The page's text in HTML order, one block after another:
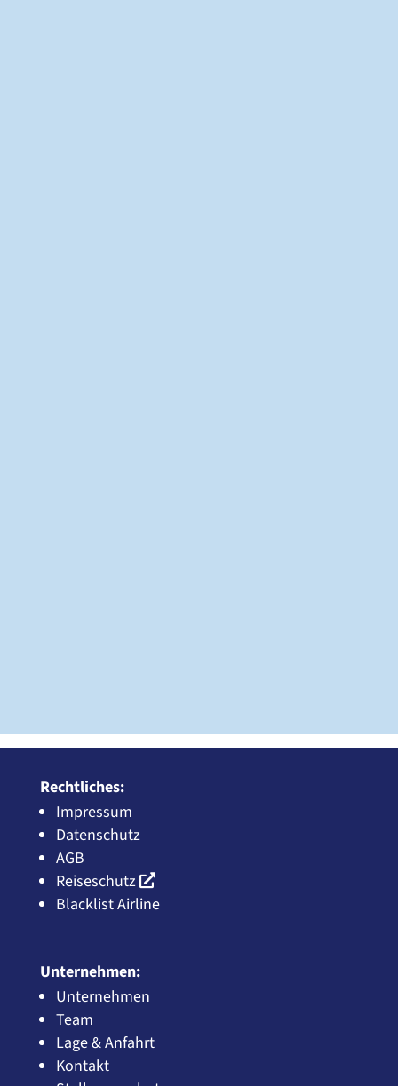
Rechtliches:
Impressum
Datenschutz
AGB
Reiseschutz
Blacklist Airline
Unternehmen:
Unternehmen
Team
Lage & Anfahrt
Kontakt